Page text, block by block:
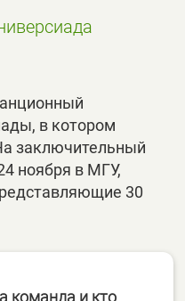
в котором
заключительный
ноября в МГУ,
30
команда и кто